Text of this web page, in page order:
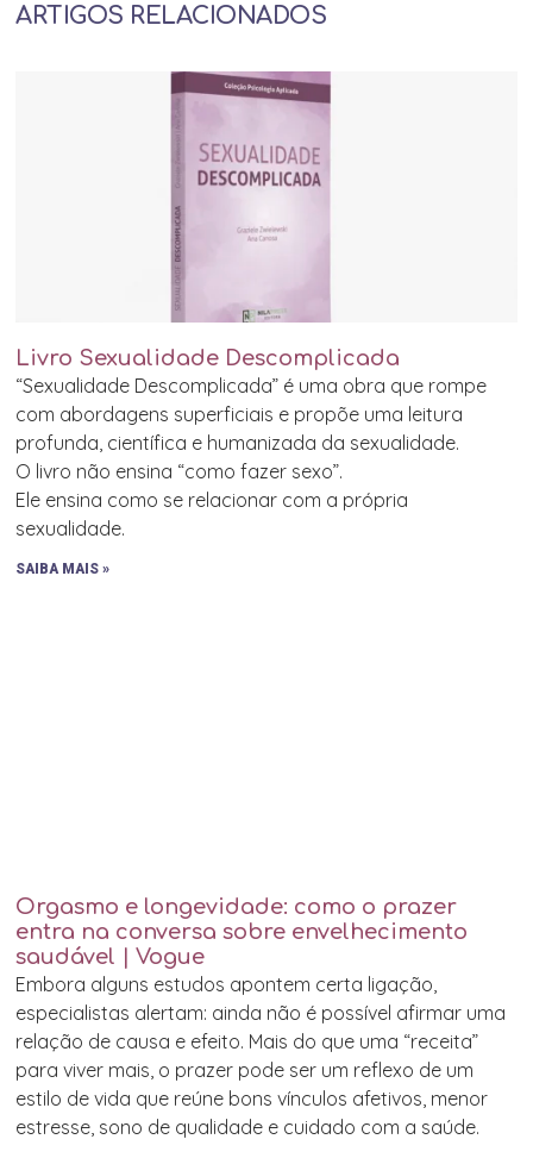
ARTIGOS RELACIONADOS
Livro Sexualidade Descomplicada
“Sexualidade Descomplicada” é uma obra que rompe
com abordagens superficiais e propõe uma leitura
profunda, científica e humanizada da sexualidade.
O livro não ensina “como fazer sexo”.
Ele ensina como se relacionar com a própria
sexualidade.
SAIBA MAIS »
Orgasmo e longevidade: como o prazer
entra na conversa sobre envelhecimento
saudável | Vogue
Embora alguns estudos apontem certa ligação,
especialistas alertam: ainda não é possível afirmar uma
relação de causa e efeito. Mais do que uma “receita”
para viver mais, o prazer pode ser um reflexo de um
estilo de vida que reúne bons vínculos afetivos, menor
estresse, sono de qualidade e cuidado com a saúde.